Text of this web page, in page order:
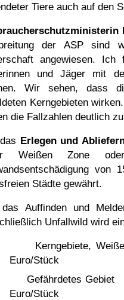
Tiere auch auf den
der ASP sind
angewiesen.
und Jäger mit
Wir sehen, dass
Kerngebieten
die Fallzahlen deutlich
Erlegen und
Weißen Zone
von
Städte gewährt.
Auffinden und
Unfallwild wird
Kerngebiete,
Euro/Stück
Euro/Stück